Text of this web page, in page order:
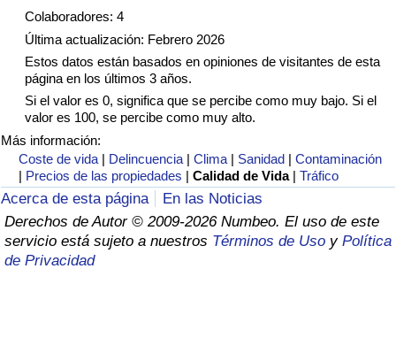
Colaboradores: 4
Última actualización: Febrero 2026
Estos datos están basados en opiniones de visitantes de esta
página en los últimos 3 años.
Si el valor es 0, significa que se percibe como muy bajo. Si el
valor es 100, se percibe como muy alto.
Más información:
Coste de vida | Delincuencia |Clima | Sanidad |Contaminación
| Precios de las propiedades |Calidad de Vida |Tráfico
Acerca de esta página
En las Noticias
Derechos de Autor © 2009-2026 Numbeo. El uso de este
servicio está sujeto a nuestros Términos de Uso y Política
de Privacidad
Sanidad
Índice de Sanidad (Actual)
Índice de Sanidad
Índice de Sanidad por País
Contaminación
Índice de Contaminación (Actual)